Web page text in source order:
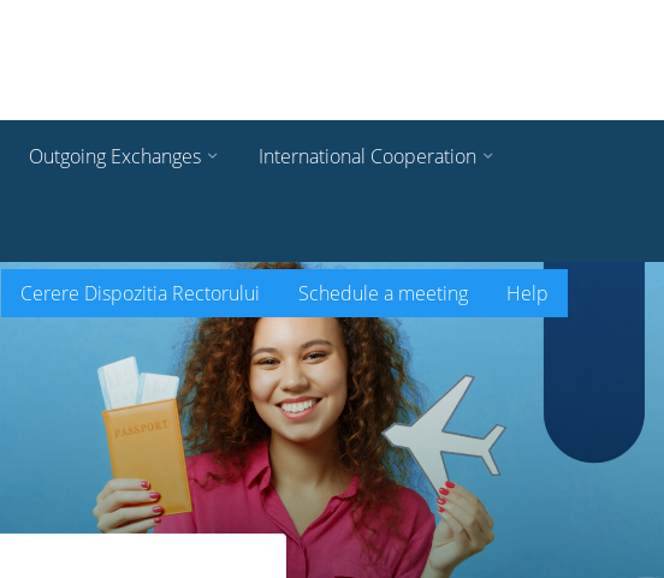
Outgoing Exchanges International Cooperation
Cerere Dispozitia Rectorului Schedule a meeting Help